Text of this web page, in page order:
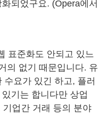
되었구요. (Opera에서
표준화도 안되고 있느
의 없기 때문입니다. 유
수요가 있긴 하고, 플러
기는 합니다만 상업
업간 거래 등의 분야